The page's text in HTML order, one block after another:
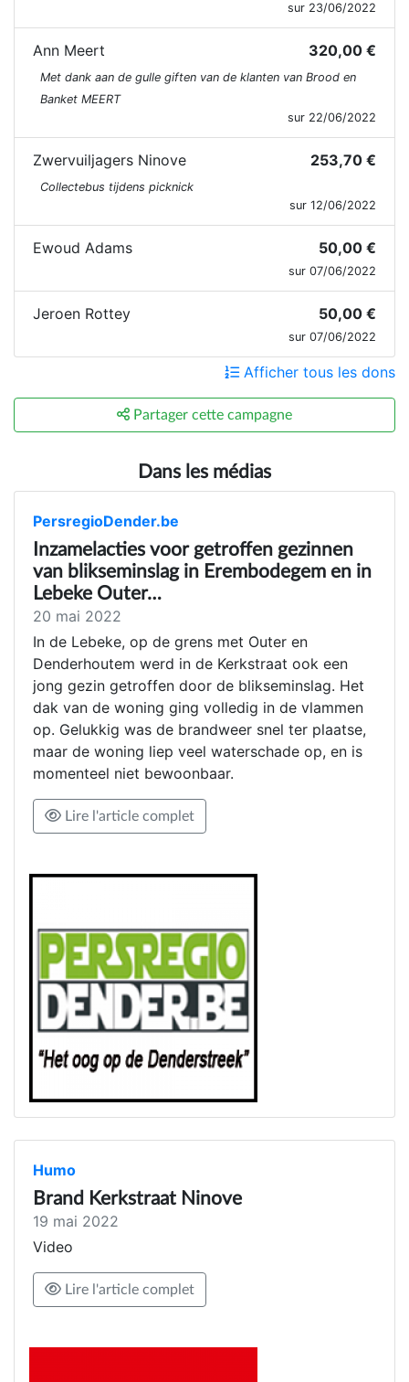
sur 23/06/2022
Ann Meert 320,00 €
Met dank aan de gulle giften van de klanten van Brood en
Banket MEERT
sur 22/06/2022
Zwervuiljagers Ninove 253,70 €
Collectebus tijdens picknick
sur 12/06/2022
Ewoud Adams 50,00 €
sur 07/06/2022
Jeroen Rottey 50,00 €
sur 07/06/2022
Afficher tous les dons
Partager cette campagne
Dans les médias
PersregioDender.be
Inzamelacties voor getroffen gezinnen
van blikseminslag in Erembodegem en in
Lebeke Outer…
20 mai 2022
In de Lebeke, op de grens met Outer en
Denderhoutem werd in de Kerkstraat ook een
jong gezin getroffen door de blikseminslag. Het
dak van de woning ging volledig in de vlammen
op. Gelukkig was de brandweer snel ter plaatse,
maar de woning liep veel waterschade op, en is
momenteel niet bewoonbaar.
Lire l'article complet
Humo
Brand Kerkstraat Ninove
19 mai 2022
Video
Lire l'article complet